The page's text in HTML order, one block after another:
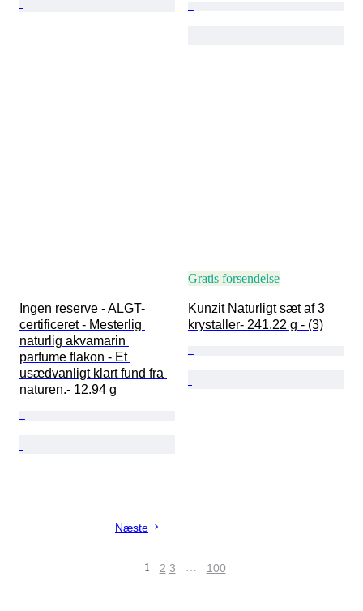
Ingen reserve - ALGT-
certificeret - Mesterlig
naturlig akvamarin
parfume flakon - Et
usædvanligt klart fund fra
naturen.- 12.94 g
Gratis forsendelse
Kunzit Naturligt sæt af 3
krystaller- 241.22 g - (3)
Næste
1 2 3 … 100